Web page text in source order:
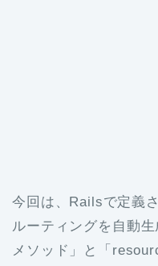
今回は、Railsで定義
ルーティングを自動
メソッド」と「